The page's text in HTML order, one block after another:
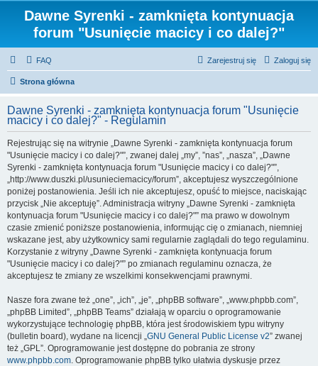
Dawne Syrenki - zamknięta kontynuacja
forum "Usunięcie macicy i co dalej?"
FAQ Zaloguj się
Zarejestruj się
Strona główna
Dawne Syrenki - zamknięta kontynuacja forum "Usunięcie
macicy i co dalej?" - Regulamin
Rejestrując się na witrynie „Dawne Syrenki - zamknięta kontynuacja forum
"Usunięcie macicy i co dalej?"”, zwanej dalej „my”, ”nas”, „nasza”, „Dawne
Syrenki - zamknięta kontynuacja forum "Usunięcie macicy i co dalej?"”,
„http://www.duszki.pl/usunieciemacicy/forum”, akceptujesz wyszczególnione
poniżej postanowienia. Jeśli ich nie akceptujesz, opuść to miejsce, naciskając
przycisk „Nie akceptuję”. Administracja witryny „Dawne Syrenki - zamknięta
kontynuacja forum "Usunięcie macicy i co dalej?"” ma prawo w dowolnym
czasie zmienić poniższe postanowienia, informując cię o zmianach, niemniej
wskazane jest, aby użytkownicy sami regularnie zaglądali do tego regulaminu.
Korzystanie z witryny „Dawne Syrenki - zamknięta kontynuacja forum
"Usunięcie macicy i co dalej?"” po zmianach regulaminu oznacza, że
akceptujesz te zmiany ze wszelkimi konsekwencjami prawnymi.
Nasze fora zwane też „one”, „ich”, „je”, „phpBB software”, „www.phpbb.com”,
„phpBB Limited”, „phpBB Teams” działają w oparciu o oprogramowanie
wykorzystujące technologię phpBB, która jest środowiskiem typu witryny
(bulletin board), wydane na licencji „GNU General Public License v2” zwanej
też „GPL”. Oprogramowanie jest dostępne do pobrania ze strony
www.phpbb.com. Oprogramowanie phpBB tylko ułatwia dyskusje przez